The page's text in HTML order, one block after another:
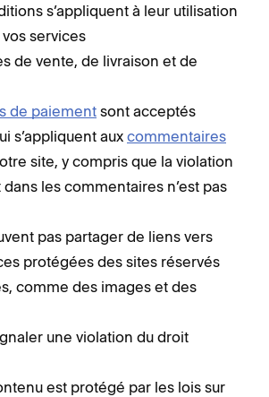
s’appliquent à leur utilisation
services
de vente, de livraison et de
de paiement sont acceptés
s’appliquent aux commentaires
site, y compris que la violation
les commentaires n’est pas
pas partager de liens vers
protégées des sites réservés
comme des images et des
une violation du droit
est protégé par les lois sur